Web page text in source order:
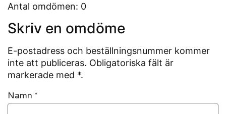
Antal omdömen: 0
Skriv en omdöme
E-postadress och beställningsnummer kommer
inte att publiceras. Obligatoriska fält är
markerade med *.
Namn *